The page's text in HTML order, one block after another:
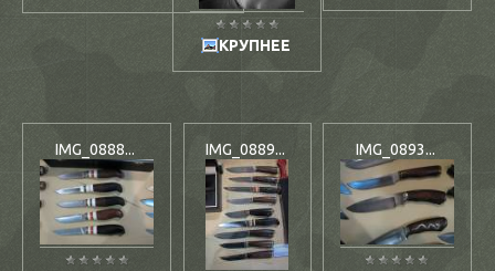
КРУПНЕЕ
IMG_0888... IMG_0889... IMG_0893...